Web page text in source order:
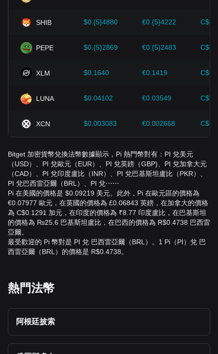
SHIB $0.{5}4880 €0.{5}4222
PEPE $0.{5}2869 €0.{5}2483
XLM $0.1640 €0.1419
LUNA $0.04102 €0.03549
XCN $0.003083 €0.002668
Bitget 加密貨幣兌換法幣數據顯示，Pi 熱門幣對有：PI 兌美元
（USD）、PI 兌歐元（EUR）、PI 兌英鎊（GBP)、PI 兌加拿大元
（CAD）、PI 兌印度盧比（INR）、PI 兌巴基斯坦盧比（PKR）、
PI 兌巴西雷亞爾（BRL）、PI 兌⋯⋯
Pi 在美國的價格是 $0.09219 美元。此外，Pi 在歐元區的價格為
€0.07977 歐元，在英國的價格為 £0.06843 英鎊，在加拿大的價格
為 C$0.1291 加元，在印度的價格為 ₹8.77 印度盧比，在巴基斯坦
的價格為 ₨25.6 巴基斯坦盧比，在巴西的價格為 R$0.4738 巴西雷
亞爾。
最受歡迎的 Pi 幣對是 PI 兌 巴西雷亞爾（BRL）。1 Pi（PI）兌 巴
西雷亞爾（BRL）的價格是 R$0.4738。
熱門法幣
阿根廷披索